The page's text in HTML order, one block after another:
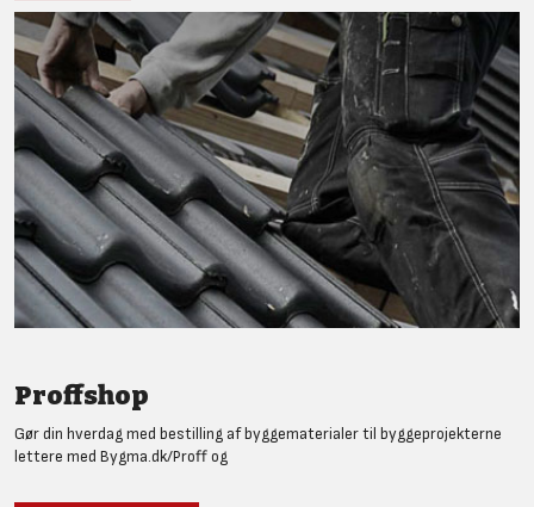
Proffshop
Gør din hverdag med bestilling af byggematerialer til byggeprojekterne
lettere med Bygma.dk/Proff og